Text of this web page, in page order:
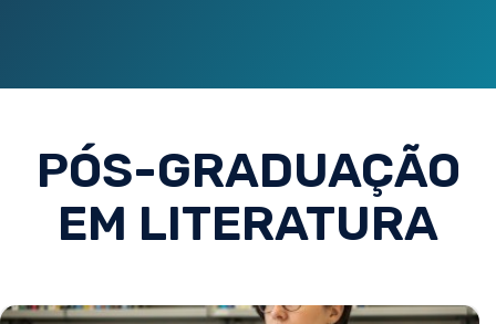
PÓS-GRADUAÇÃO
EM LITERATURA